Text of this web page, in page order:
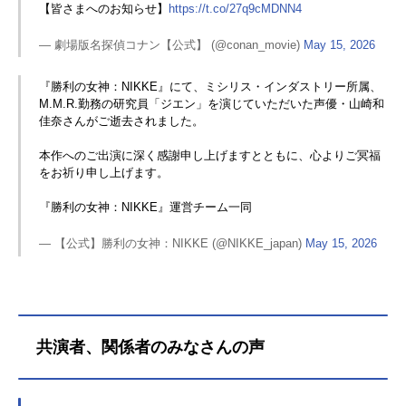
【皆さまへのお知らせ】 https://t.co/27q9cMDNN4
— 劇場版名探偵コナン【公式】 (@conan_movie) May 15, 2026
『勝利の女神：NIKKE』にて、ミシリス・インダストリー所属、
M.M.R.勤務の研究員「ジエン」を演じていただいた声優・山崎和
佳奈さんがご逝去されました。
本作へのご出演に深く感謝申し上げますとともに、心よりご冥福
をお祈り申し上げます。
『勝利の女神：NIKKE』運営チーム一同
— 【公式】勝利の女神：NIKKE (@NIKKE_japan) May 15, 2026
共演者、関係者のみなさんの声